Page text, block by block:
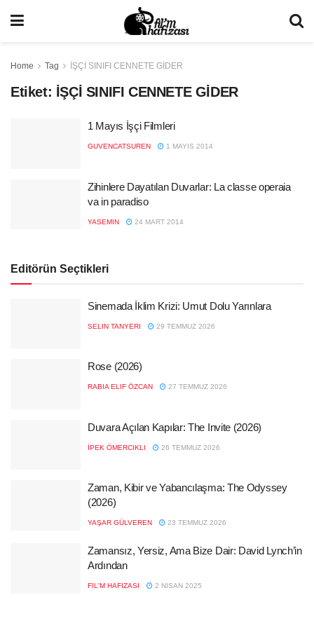
Home Tag İŞÇİ SINIFI CENNETE GİDER
Etiket: İŞÇİ SINIFI CENNETE GİDER
1 Mayıs İşçi Filmleri
GUVENCATSUREN 1 MAYIS 2014
Zihinlere Dayatılan Duvarlar: La classe operaia
va in paradiso
YASEMIN 24 MART 2014
Editörün Seçtikleri
Sinemada İklim Krizi: Umut Dolu Yarınlara
SELIN TANYERI 29 TEMMUZ 2026
Rose (2026)
RABIA ELIF ÖZCAN 27 TEMMUZ 2026
Duvara Açılan Kapılar: The Invite (2026)
İPEK ÖMERCIKLI 26 TEMMUZ 2026
Zaman, Kibir ve Yabancılaşma: The Odyssey
(2026)
YAŞAR GÜLVEREN 23 TEMMUZ 2026
Zamansız, Yersiz, Ama Bize Dair: David Lynch’in
Ardından
FIL'M HAFIZASI 2 NISAN 2025